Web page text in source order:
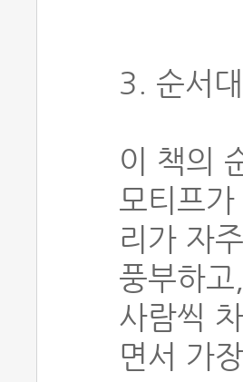
3. 순서
이 책의
모티프
리가 자
풍부하
사람씩
면서 가